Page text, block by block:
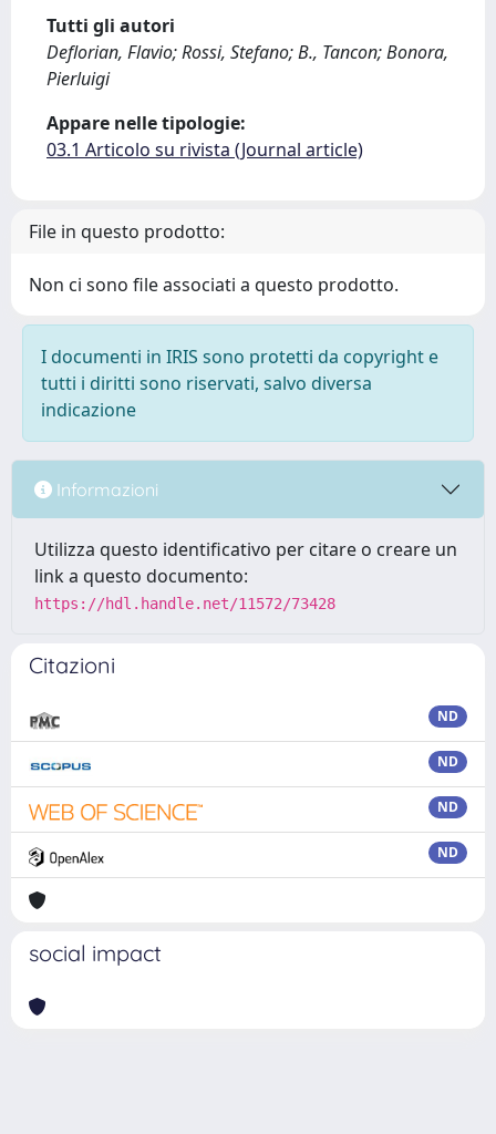
Tutti gli autori
Deflorian, Flavio; Rossi, Stefano; B., Tancon; Bonora,
Pierluigi
Appare nelle tipologie:
03.1 Articolo su rivista (Journal article)
File in questo prodotto:
Non ci sono file associati a questo prodotto.
I documenti in IRIS sono protetti da copyright e
tutti i diritti sono riservati, salvo diversa
indicazione
Informazioni
Utilizza questo identificativo per citare o creare un
link a questo documento:
https://hdl.handle.net/11572/73428
Citazioni
ND
ND
ND
ND
social impact